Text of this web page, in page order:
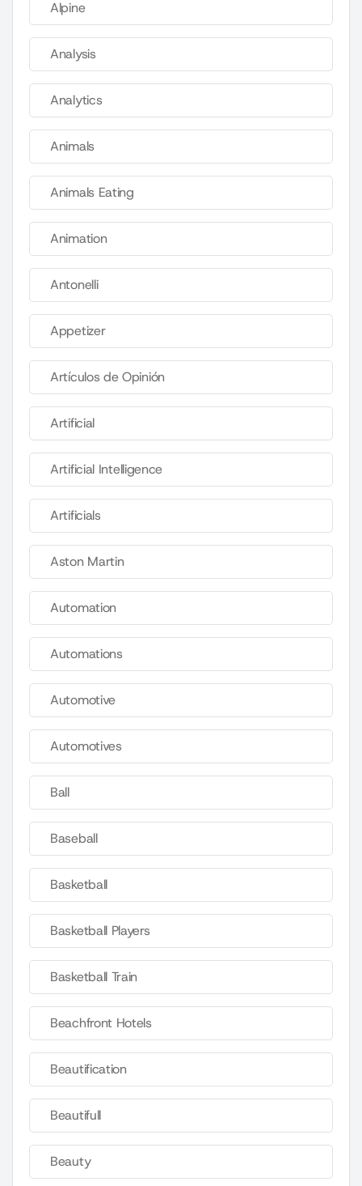
Alpine
Analysis
Analytics
Animals
Animals Eating
Animation
Antonelli
Appetizer
Artículos de Opinión
Artificial
Artificial Intelligence
Artificials
Aston Martin
Automation
Automations
Automotive
Automotives
Ball
Baseball
Basketball
Basketball Players
Basketball Train
Beachfront Hotels
Beautification
Beautifull
Beauty